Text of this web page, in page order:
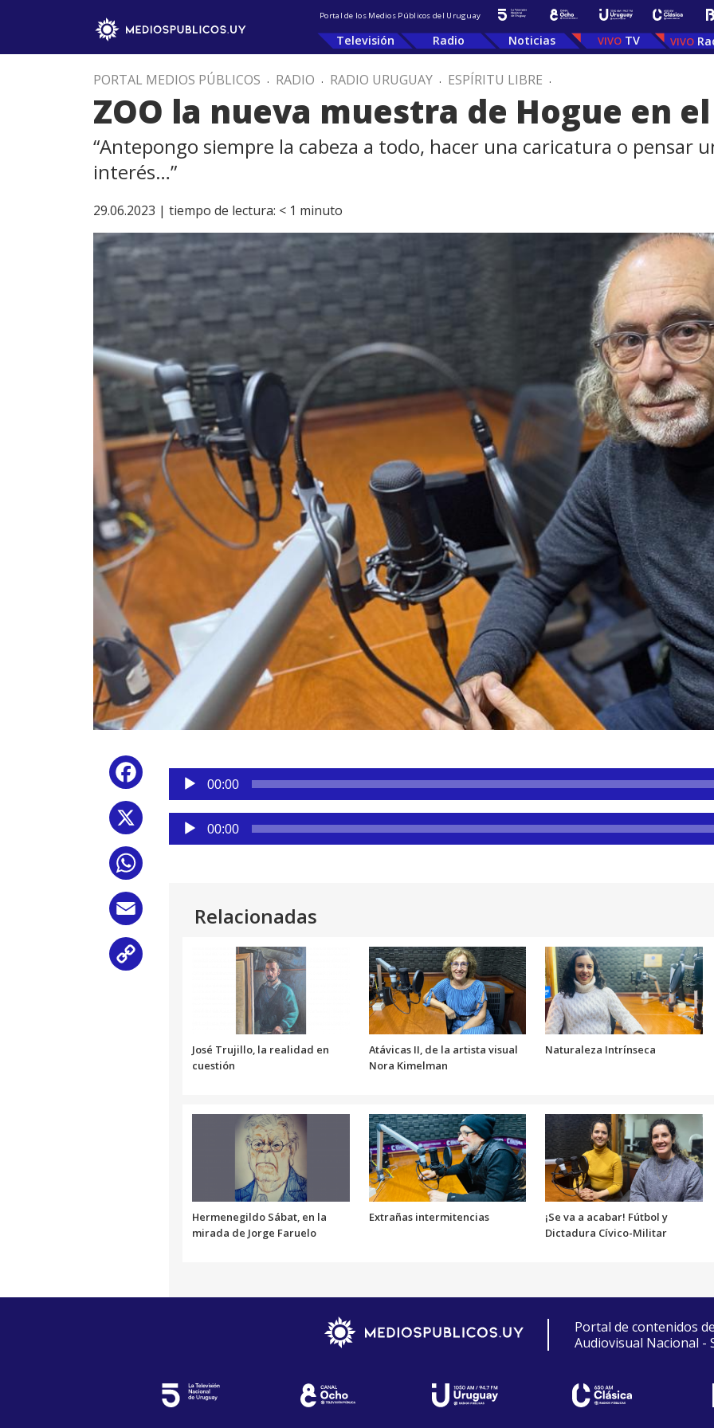
Portal de los Medios Públicos del Uruguay
Televisión Radio Noticias TV
PORTAL MEDIOS PÚBLICOS . RADIO . RADIO URUGUAY . ESPÍRITU LIBRE .
ZOO la nueva muestra de Hogue en
“Antepongo siempre la cabeza a todo, hacer una caricatura o pensar
interés…”
29.06.2023 | tiempo de lectura: < 1 minuto
Facebook
Reproductor
audio
00:00
Reproductor
de
00:00
Relacionadas
José Trujillo, la realidad en
cuestión
Atávicas II, de la artista visual
Nora Kimelman
Naturaleza Intrínseca
Hermenegildo Sábat, en la
mirada de Jorge Faruelo
Extrañas intermitencias
¡Se va a acabar! Fútbol y
Dictadura Cívico-Militar
Portal de contenidos
Audiovisual Nacional -